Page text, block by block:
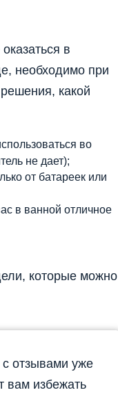
в
необходимо при
какой
во
не дает);
от батареек или
в ванной отличное
которые можно
с отзывами уже
вам избежать